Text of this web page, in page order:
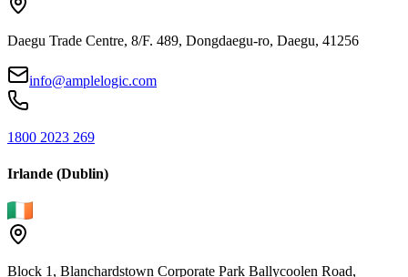
Daegu Trade Centre, 8/F. 489, Dongdaegu-ro, Daegu, 41256
info@amplelogic.com
1800 2023 269
Irlande (Dublin)
Block 1, Blanchardstown Corporate Park Ballycoolen Road,